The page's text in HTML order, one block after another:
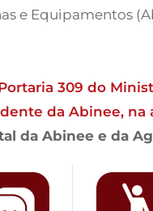
e Equipamentos
309 do
da Abinee, na
da Abinee e da